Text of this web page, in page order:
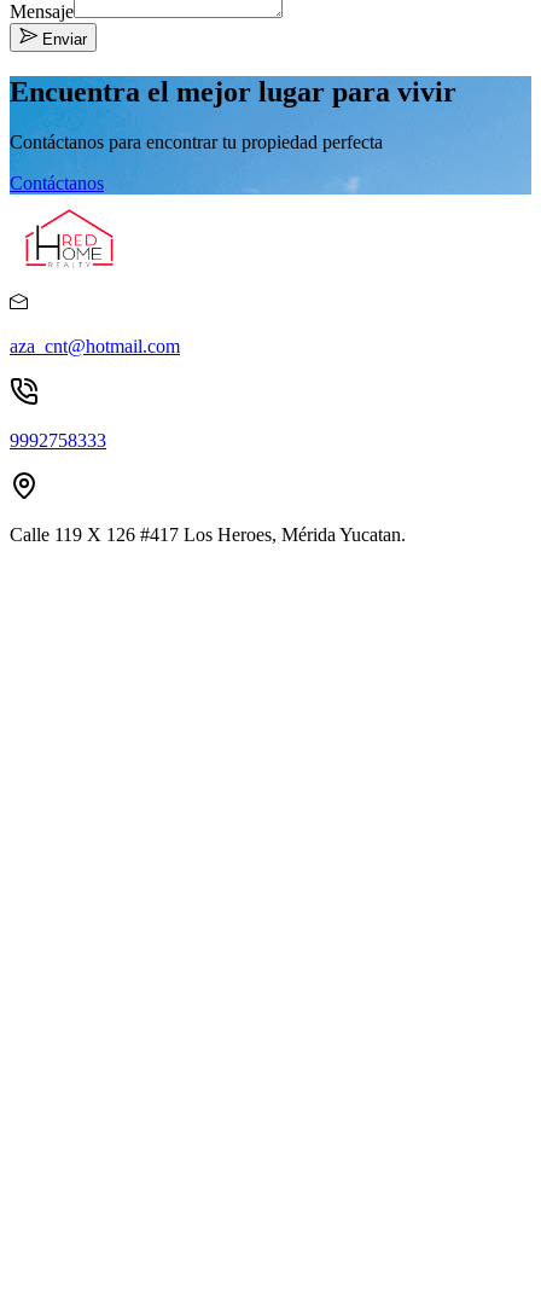
Mensaje
Enviar
Encuentra el mejor lugar para vivir
Contáctanos para encontrar tu propiedad perfecta
Contáctanos
aza_cnt@hotmail.com
9992758333
Calle 119 X 126 #417 Los Heroes, Mérida Yucatan.